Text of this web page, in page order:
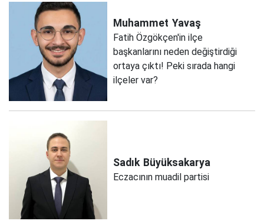
Muhammet Yavaş
Fatih Özgökçen'in ilçe
başkanlarını neden değiştirdiği
ortaya çıktı! Peki sırada hangi
ilçeler var?
Sadık Büyüksakarya
Eczacının muadil partisi